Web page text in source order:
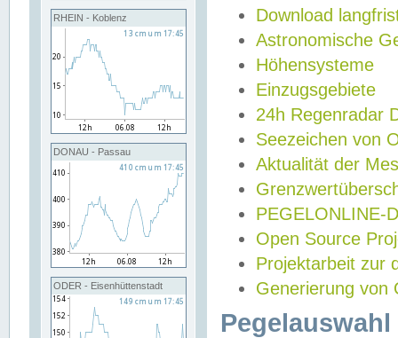
RHEIN - Koblenz
DONAU - Passau
ODER - Eisenhüttenstadt
Download
Astronomische
Höhensysteme
Einzugsgebiete
24h Regenradar
Seezeichen von
Aktualität der
PEGELONLINE-
Open Source
Projektarbeit zur
Generierung von